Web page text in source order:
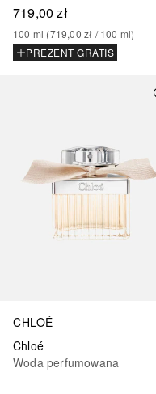
719,00 zł
100 ml (719,00 zł / 100 ml)
PREZENT GRATIS
CHLOÉ
Chloé
Woda perfumowana